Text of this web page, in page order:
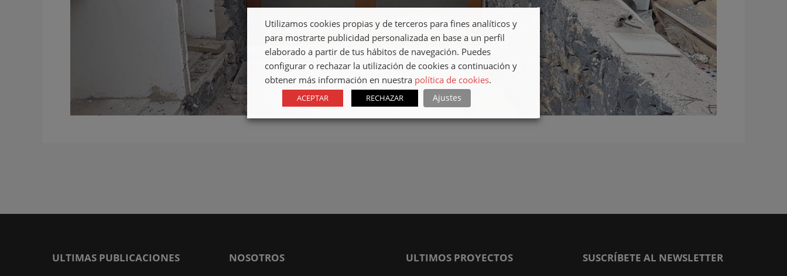
ULTIMAS PUBLICACIONES NOSOTROS ULTIMOS PROYECTOS SUSCRÍBETE AL NEWSLETTER
Utilizamos cookies propias y de terceros para fines analíticos y
para mostrarte publicidad personalizada en base a un perfil
elaborado a partir de tus hábitos de navegación. Puedes
configurar o rechazar la utilización de cookies a continuación y
obtener más información en nuestra política de cookies.
ACEPTAR RECHAZAR Ajustes